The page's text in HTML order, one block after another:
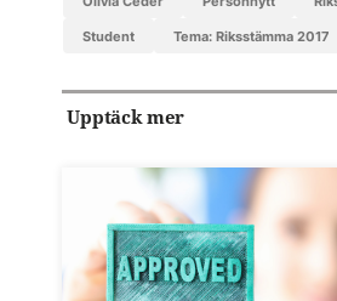
Student Tema: Riksstämma 2017
Upptäck mer